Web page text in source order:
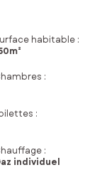
habitable :
:
:
:
individuel